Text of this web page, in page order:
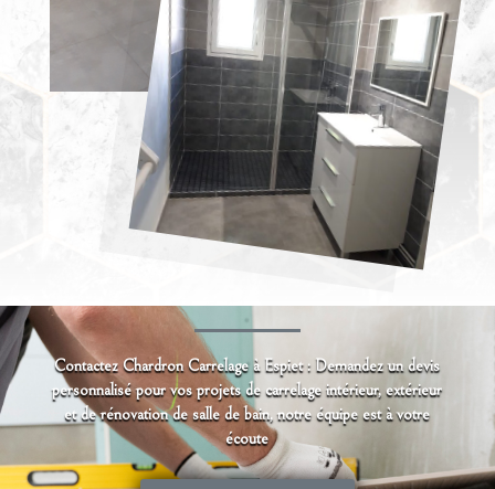
Contactez Chardron Carrelage à Espiet : Demandez un devis
personnalisé pour vos projets de carrelage intérieur, extérieur
et de rénovation de salle de bain, notre équipe est à votre
écoute